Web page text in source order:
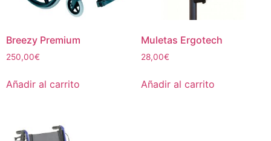
Breezy Premium
250,00€
Añadir al carrito
Muletas Ergotech
28,00€
Añadir al carrito